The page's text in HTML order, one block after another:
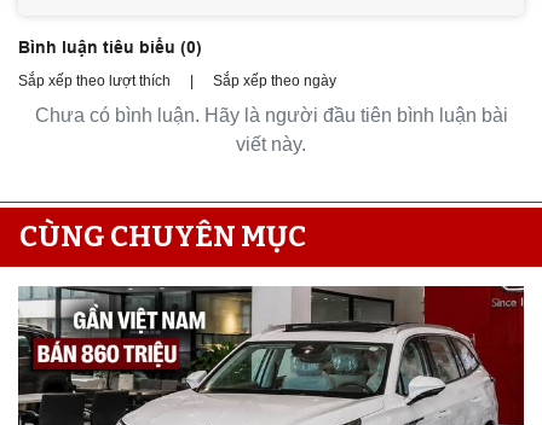
Bình luận tiêu biểu (0)
Sắp xếp theo lượt thích Sắp xếp theo ngày
Chưa có bình luận. Hãy là người đầu tiên bình luận bài
viết này.
CÙNG CHUYÊN MỤC